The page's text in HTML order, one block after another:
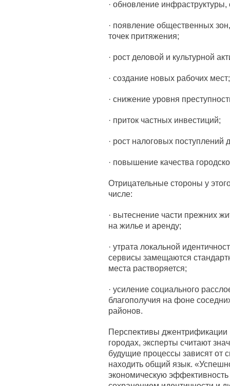
· обновление
· появление общественных
точек притяжения;
· рост деловой и культурной
· создание новых рабочих мест;
· снижение уровня
· приток частных инвестиций;
· рост налоговых
· повышение качества
Отрицательные стороны у
числе:
· вытеснение части прежних
на жилье и аренду;
· утрата локальной
сервисы замещаются
места растворяется;
· усиление социального
благополучия на фоне
районов.
Перспективы джентрификации
городах, эксперты считают
будущие процессы зависят от
находить общий язык.
экономическую